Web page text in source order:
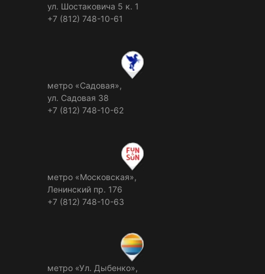
ул. Шостаковича 5 к. 1
+7 (812) 748-10-61
метро «Садовая»,
ул. Садовая 38
+7 (812) 748-10-62
метро «Московская»,
Ленинский пр. 176
+7 (812) 748-10-63
метро «Ул. Дыбенко»,